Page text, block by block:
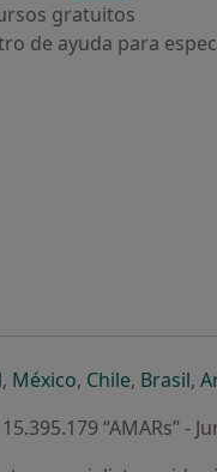
gratuitos
de ayuda para
pestaña
una nueva pestaña
se abre en una nueva
, Méxicose abre en una
, Chilese abre
, Brasilse
,
“AMARs” -